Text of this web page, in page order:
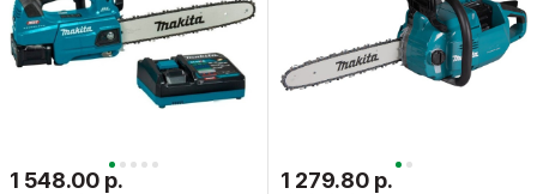
1 548.00 р. 1 279.80 р.